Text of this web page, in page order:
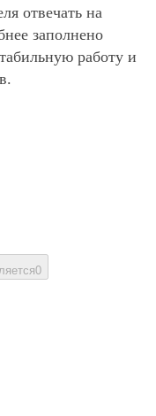
отвечать на
заполнено
работу и
0